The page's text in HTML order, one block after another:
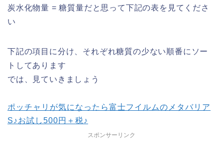
炭水化物量 = 糖質量だと思って下記の表を見てくださ
い
下記の項目に分け、それぞれ糖質の少ない順番にソー
トしてあります
では、見ていきましょう
ポッチャリが気になったら富士フイルムのメタバリア
S♪お試し500円＋税♪
スポンサーリンク